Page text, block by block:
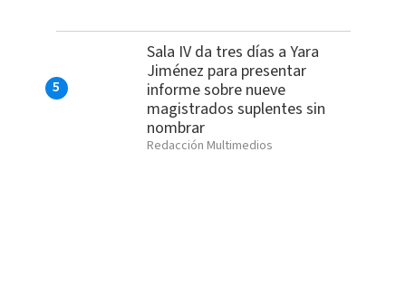
Sala IV da tres días a Yara
Jiménez para presentar
informe sobre nueve
magistrados suplentes sin
nombrar
Redacción Multimedios